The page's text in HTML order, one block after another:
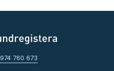
974 760 673